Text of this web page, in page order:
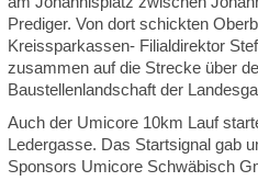
Prediger. Von dort schickten
Kreissparkassen- Filialdirektor
zusammen auf die Strecke über
Baustellenlandschaft der
Auch der Umicore 10km Lauf
Ledergasse. Das Startsignal gab
Sponsors Umicore Schwäbisch